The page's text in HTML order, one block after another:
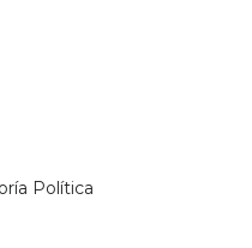
Política